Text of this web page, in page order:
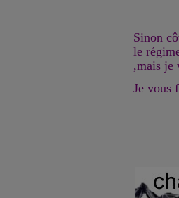
Sinon
le
,mais je
Je vous